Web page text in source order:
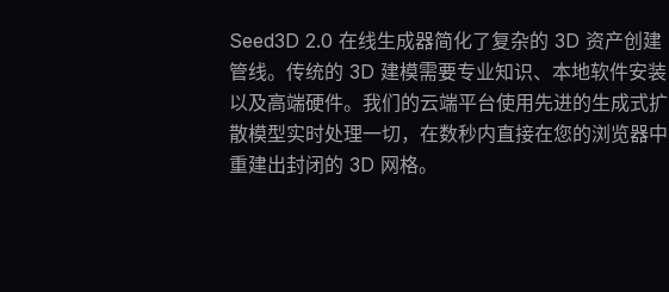
Seed3D 2.0 在线生成器简化了复杂的 3D 资产创建
管线。传统的 3D 建模需要专业知识、本地软件安装
以及高端硬件。我们的云端平台使用先进的生成式扩
散模型实时处理一切，在数秒内直接在您的浏览器中
重建出封闭的 3D 网格。